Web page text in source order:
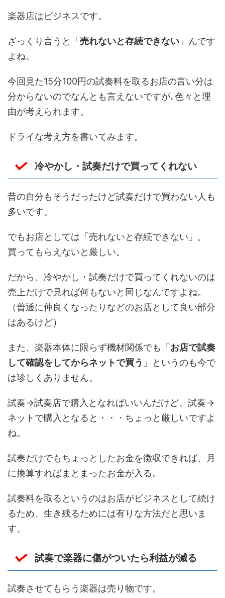
楽器店はビジネスです。
ざっくり言うと「売れないと存続できない 」んです
よね。
今回見た15分100円の試奏料を取るお店の言い分は
分からないのでなんとも言えないですが､色々と理
由が考えられます。
ドライな考え方を書いてみます。
冷やかし・試奏だけで買ってくれない
昔の自分もそうだったけど試奏だけで買わない人も
多いです。
でもお店としては「売れないと存続できない」。
買ってもらえないと厳しい。
だから、冷やかし・試奏だけで買ってくれないのは
売上だけで見れば何もないと同じなんですよね。
（普通に仲良くなったりなどのお店として良い部分
はあるけど）
また、楽器本体に限らず機材関係でも「お店で試奏
して確認をしてからネットで買う 」というのも今で
は珍しくありません。
試奏→試奏店で購入となればいいんだけど、試奏→
ネットで購入となると・・・ちょっと厳しいですよ
ね。
試奏だけでもちょっとしたお金を徴収できれば、月
に換算すればまとまったお金が入る。
試奏料を取るというのはお店がビジネスとして続け
るため、生き残るためには有りな方法だと思いま
す。
試奏で楽器に傷がついたら利益が減る
試奏させてもらう楽器は売り物です。